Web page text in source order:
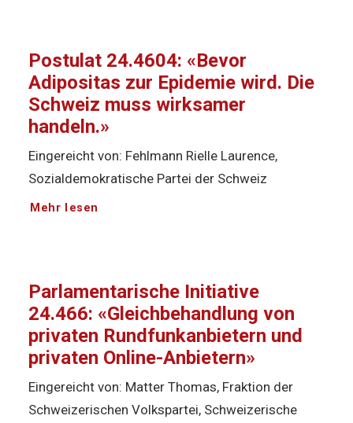
Postulat 24.4604: «Bevor
Adipositas zur Epidemie wird. Die
Schweiz muss wirksamer
handeln.»
Eingereicht von: Fehlmann Rielle Laurence,
Sozialdemokratische Partei der Schweiz
Mehr lesen
Parlamentarische Initiative
24.466: «Gleichbehandlung von
privaten Rundfunkanbietern und
privaten Online-Anbietern»
Eingereicht von: Matter Thomas, Fraktion der
Schweizerischen Volkspartei, Schweizerische